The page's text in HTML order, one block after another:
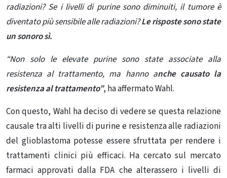
radiazioni? Se i livelli di purine sono diminuiti, il tumore è
diventato più sensibile alle radiazioni?Le risposte sono state
un sonoro sì.
“Non solo le elevate purine sono state associate alla
resistenza al trattamento, ma hanno anche causato la
resistenza al trattamento”, ha affermato Wahl.
Con questo, Wahl ha deciso di vedere se questa relazione
causale tra alti livelli di purine e resistenza alle radiazioni
del glioblastoma potesse essere sfruttata per rendere i
trattamenti clinici più efficaci. Ha cercato sul mercato
farmaci approvati dalla FDA che alterassero i livelli di